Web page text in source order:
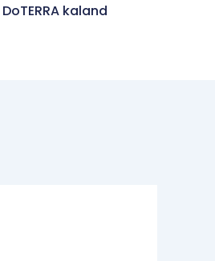
DoTERRA kaland